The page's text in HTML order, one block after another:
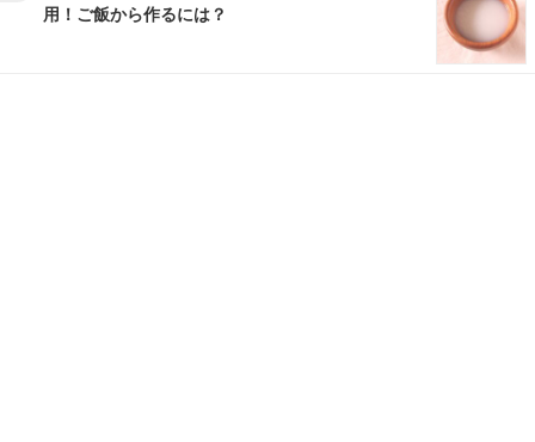
用！ご飯から作るには？